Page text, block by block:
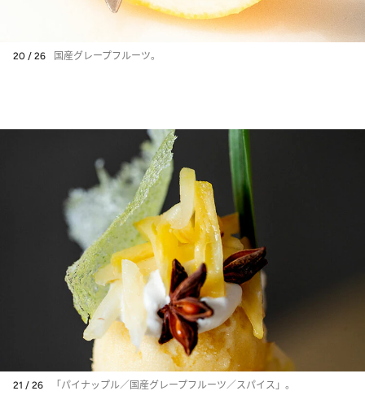
20 / 26 国産グレープフルーツ。
21 / 26 「パイナップル／国産グレープフルーツ／スパイス」。